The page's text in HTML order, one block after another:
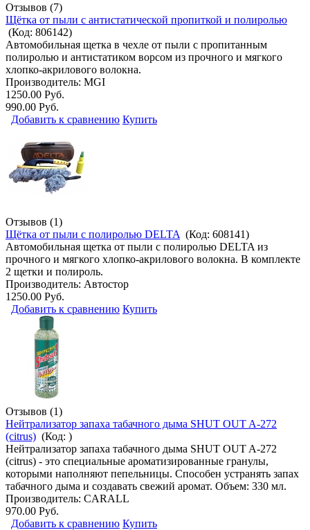
Отзывов (7)
Щётка от пыли с антистатической пропиткой и полиролью
(Код: 806142)
Автомобильная щетка в чехле от пыли с пропитанным
полиролью и антистатиком ворсом из прочного и мягкого
хлопко-акрилового волокна.
Производитель: MGI
1250.00 Руб.
990.00 Руб.
Добавить к сравнению Купить
Отзывов (1)
Щётка от пыли с полиролью DELTA (Код: 608141)
Автомобильная щетка от пыли с полиролью DELTA из
прочного и мягкого хлопко-акрилового волокна. В комплекте
2 щетки и полироль.
Производитель: Автостор
1250.00 Руб.
Добавить к сравнению Купить
Отзывов (1)
Нейтрализатор запаха табачного дыма SHUT OUT A-272
(citrus) (Код: )
Нейтрализатор запаха табачного дыма SHUT OUT A-272
(citrus) - это специальные ароматизированные гранулы,
которыми наполняют пепельницы. Способен устранять запах
табачного дыма и создавать свежий аромат. Объем: 330 мл.
Производитель: CARALL
970.00 Руб.
Добавить к сравнению Купить